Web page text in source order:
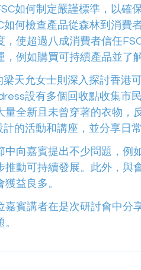
如何制定嚴謹標準，以確
如何檢查產品從森林到消費
，使超過八成消費者信任
，例如購買可持續產品並了
天允女士則深入探討香港
設有多個回收點收集市
量全新且未曾穿著的衣物，
的活動和講座，並分享日
中向嘉賓提出不少問題，例
推動可持續發展。此外，與
益良多。
嘉賓講者在是次研討會中分